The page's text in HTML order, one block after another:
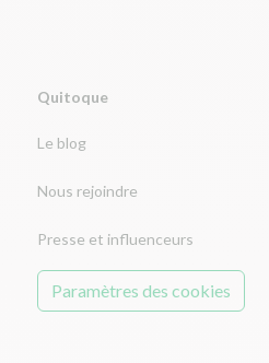
Quitoque
Le blog
Nous rejoindre
Presse et influenceurs
Paramètres des cookies